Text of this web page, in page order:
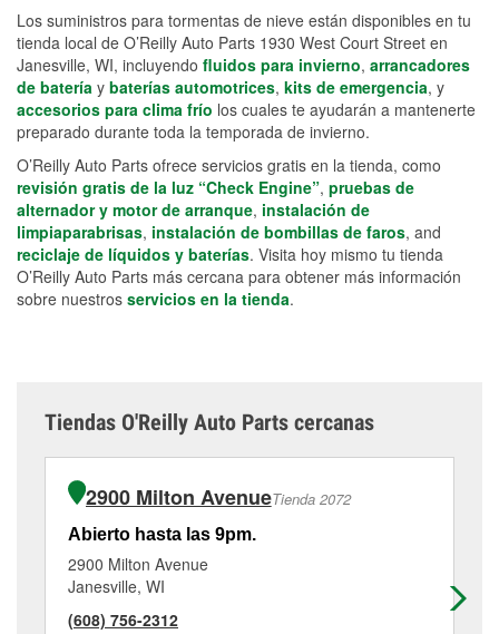
Los suministros para tormentas de nieve están disponibles en tu
tienda local de O’Reilly Auto Parts 1930 West Court Street en
Janesville, WI, incluyendo fluidos para invierno, arrancadores
de batería y baterías automotrices, kits de emergencia, y
accesorios para clima frío los cuales te ayudarán a mantenerte
preparado durante toda la temporada de invierno.
O’Reilly Auto Parts ofrece servicios gratis en la tienda, como
revisión gratis de la luz “Check Engine”, pruebas de
alternador y motor de arranque, instalación de
limpiaparabrisas, instalación de bombillas de faros, and
reciclaje de líquidos y baterías. Visita hoy mismo tu tienda
O’Reilly Auto Parts más cercana para obtener más información
sobre nuestros servicios en la tienda.
Tiendas O'Reilly Auto Parts cercanas
2900 Milton AvenueTienda 2072
Abierto hasta las 9pm.
2900 Milton Avenue
Janesville, WI
(608) 756-2312